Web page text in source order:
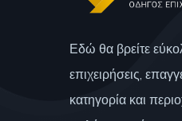
Εδώ θα βρείτε
επιχειρήσεις,
κατηγορία και